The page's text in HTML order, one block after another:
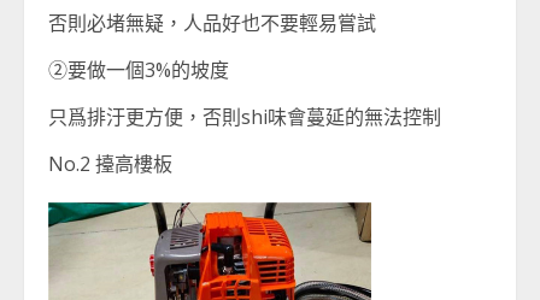
否則必堵無疑，人品好也不要輕易嘗試
②要做一個3%的坡度
只爲排汙更方便，否則shi味會蔓延的無法控制
No.2 擡高樓板